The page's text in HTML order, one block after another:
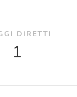
DIRETTI
1